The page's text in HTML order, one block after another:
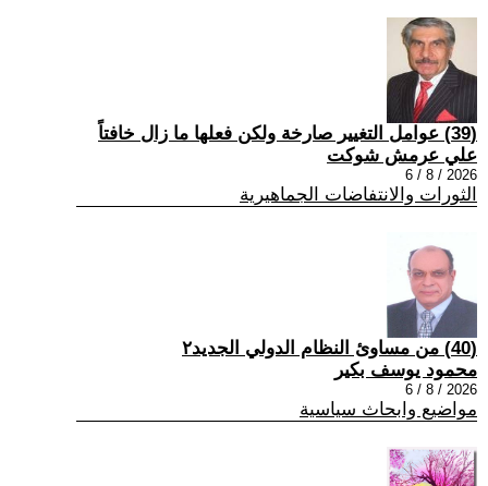
(39) عوامل التغيير صارخة ولكن فعلها ما زال خافتاً
علي عرمش شوكت
2026 / 8 / 6
الثورات والانتفاضات الجماهيرية
(40) من مساوئ النظام الدولي الجديد٢
محمود يوسف بكير
2026 / 8 / 6
مواضيع وابحاث سياسية